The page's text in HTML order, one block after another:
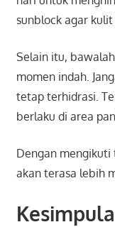
sunblock agar
Selain itu,
momen indah.
tetap terhidrasi.
berlaku di area
Dengan
akan terasa lebih